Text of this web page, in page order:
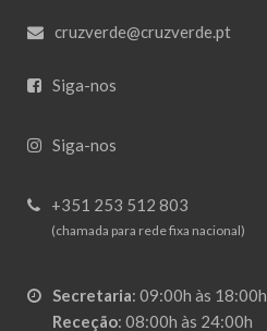
cruzverde@cruzverde.pt
Siga-nos
Siga-nos
+351 253 512 803
(chamada para rede fixa nacional)
Secretaria: 09:00h às 18:00h
Receção: 08:00h às 24:00h